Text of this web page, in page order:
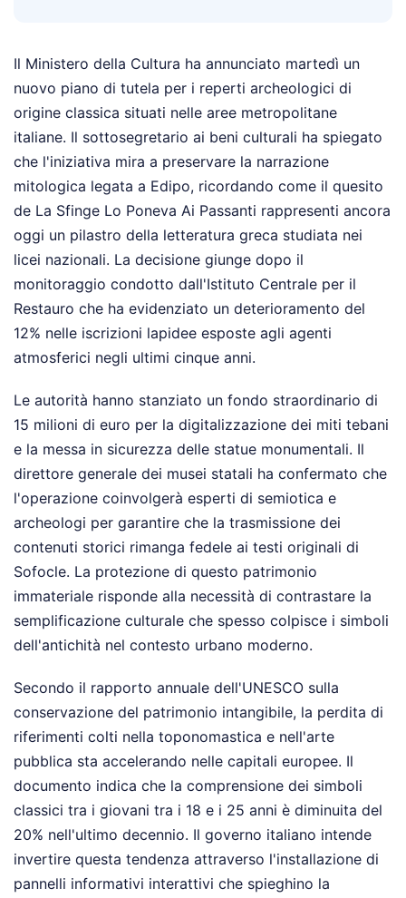
Il Ministero della Cultura ha annunciato martedì un
nuovo piano di tutela per i reperti archeologici di
origine classica situati nelle aree metropolitane
italiane. Il sottosegretario ai beni culturali ha spiegato
che l'iniziativa mira a preservare la narrazione
mitologica legata a Edipo, ricordando come il quesito
de La Sfinge Lo Poneva Ai Passanti rappresenti ancora
oggi un pilastro della letteratura greca studiata nei
licei nazionali. La decisione giunge dopo il
monitoraggio condotto dall'Istituto Centrale per il
Restauro che ha evidenziato un deterioramento del
12% nelle iscrizioni lapidee esposte agli agenti
atmosferici negli ultimi cinque anni.
Le autorità hanno stanziato un fondo straordinario di
15 milioni di euro per la digitalizzazione dei miti tebani
e la messa in sicurezza delle statue monumentali. Il
direttore generale dei musei statali ha confermato che
l'operazione coinvolgerà esperti di semiotica e
archeologi per garantire che la trasmissione dei
contenuti storici rimanga fedele ai testi originali di
Sofocle. La protezione di questo patrimonio
immateriale risponde alla necessità di contrastare la
semplificazione culturale che spesso colpisce i simboli
dell'antichità nel contesto urbano moderno.
Secondo il rapporto annuale dell'UNESCO sulla
conservazione del patrimonio intangibile, la perdita di
riferimenti colti nella toponomastica e nell'arte
pubblica sta accelerando nelle capitali europee. Il
documento indica che la comprensione dei simboli
classici tra i giovani tra i 18 e i 25 anni è diminuita del
20% nell'ultimo decennio. Il governo italiano intende
invertire questa tendenza attraverso l'installazione di
pannelli informativi interattivi che spieghino la